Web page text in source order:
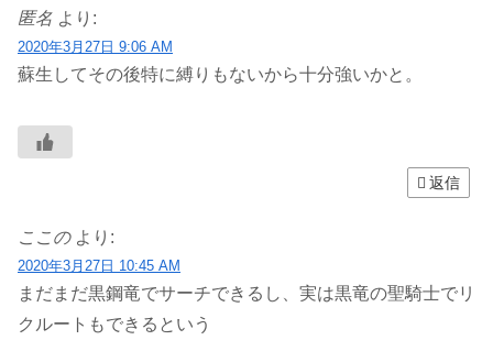
匿名 より:
2020年3月27日 9:06 AM
蘇生してその後特に縛りもないから十分強いかと。
返信
ここの より:
2020年3月27日 10:45 AM
まだまだ黒鋼竜でサーチできるし、実は黒竜の聖騎士でリ
クルートもできるという